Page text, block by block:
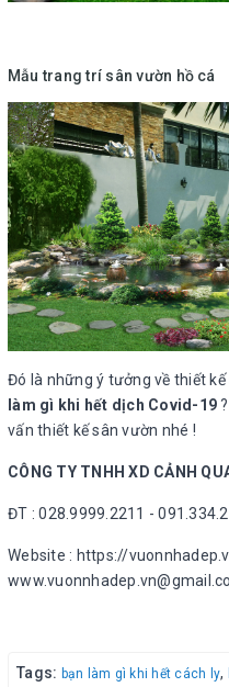
Mẫu trang trí sân vườn hồ cá
Đó là những ý tưởng về thiết kế
làm gì khi hết dịch Covid-19
vấn thiết kế sân vườn nhé !
CÔNG TY TNHH XD CẢNH
ĐT : 028.9999.2211 -
Website : https://
Tags: bạn làm gì khi hết cách ly,